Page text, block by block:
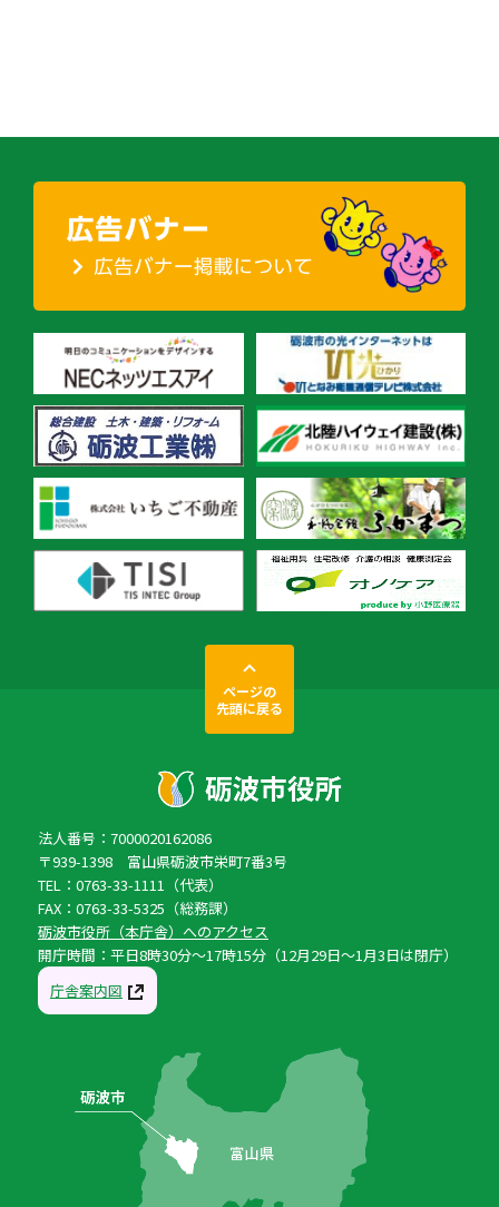
ページの
先頭に戻る
法人番号：7000020162086
〒939-1398 富山県砺波市栄町7番3号
TEL：0763-33-1111（代表）
FAX：0763-33-5325（総務課）
砺波市役所（本庁舎）へのアクセス
開庁時間：平日8時30分〜17時15分（12月29日〜1月3日は閉庁）
庁舎案内図